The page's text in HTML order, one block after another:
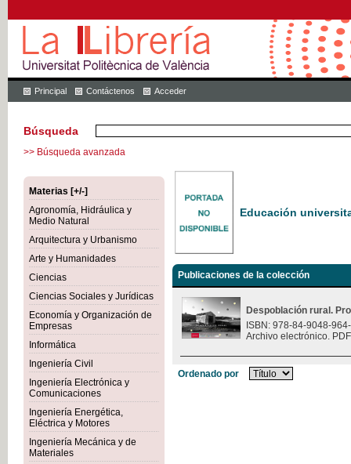
Principal Contáctenos Acceder
Búsqueda
>> Búsqueda avanzada
Materias [+/-]
Agronomía, Hidráulica y
Medio Natural
Arquitectura y Urbanismo
Arte y Humanidades
Ciencias
Ciencias Sociales y Jurídicas
Economía y Organización de
Empresas
Informática
Ingeniería Civil
Ingeniería Electrónica y
Comunicaciones
Ingeniería Energética,
Eléctrica y Motores
Ingeniería Mecánica y de
Materiales
Educación
Publicaciones de la colección
Despoblación rural.
ISBN: 978-84-9048-
Archivo electrónico.
Ordenado por